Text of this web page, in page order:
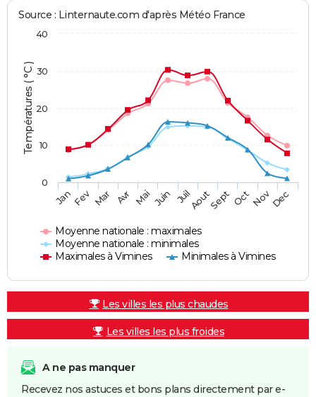
Températures ( °C )
Source : Linternaute.com d'après Météo France
Moyenne nationale : maximales
Moyenne nationale : minimales
Maximales à Vimines
Minimales à Vimines
JanFev Mar Avr Mai Juin JuilAoutSept OctNovDec
0
10
20
30
40
Les villes les plus chaudes
Les villes les plus froides
A ne pas manquer
Recevez nos astuces et bons plans directement par e-